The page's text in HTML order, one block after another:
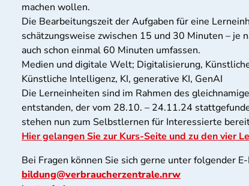
machen wollen.
Die Bearbeitungszeit der Aufgaben für eine
schätzungsweise zwischen 15 und 30 Minuten – je
auch schon einmal 60 Minuten umfassen.
Medien und digitale Welt; Digitalisierung,
Künstliche Intelligenz, KI, generative KI, GenAI
Die Lerneinheiten sind im Rahmen des
entstanden, der vom 28.10. – 24.11.24
stehen nun zum Selbstlernen für Interessierte
Hier gelangen Sie zur Kurs-Seite und zu den vier
Bei Fragen können Sie sich gerne unter folgender
bildung@verbraucherzentrale.nrw